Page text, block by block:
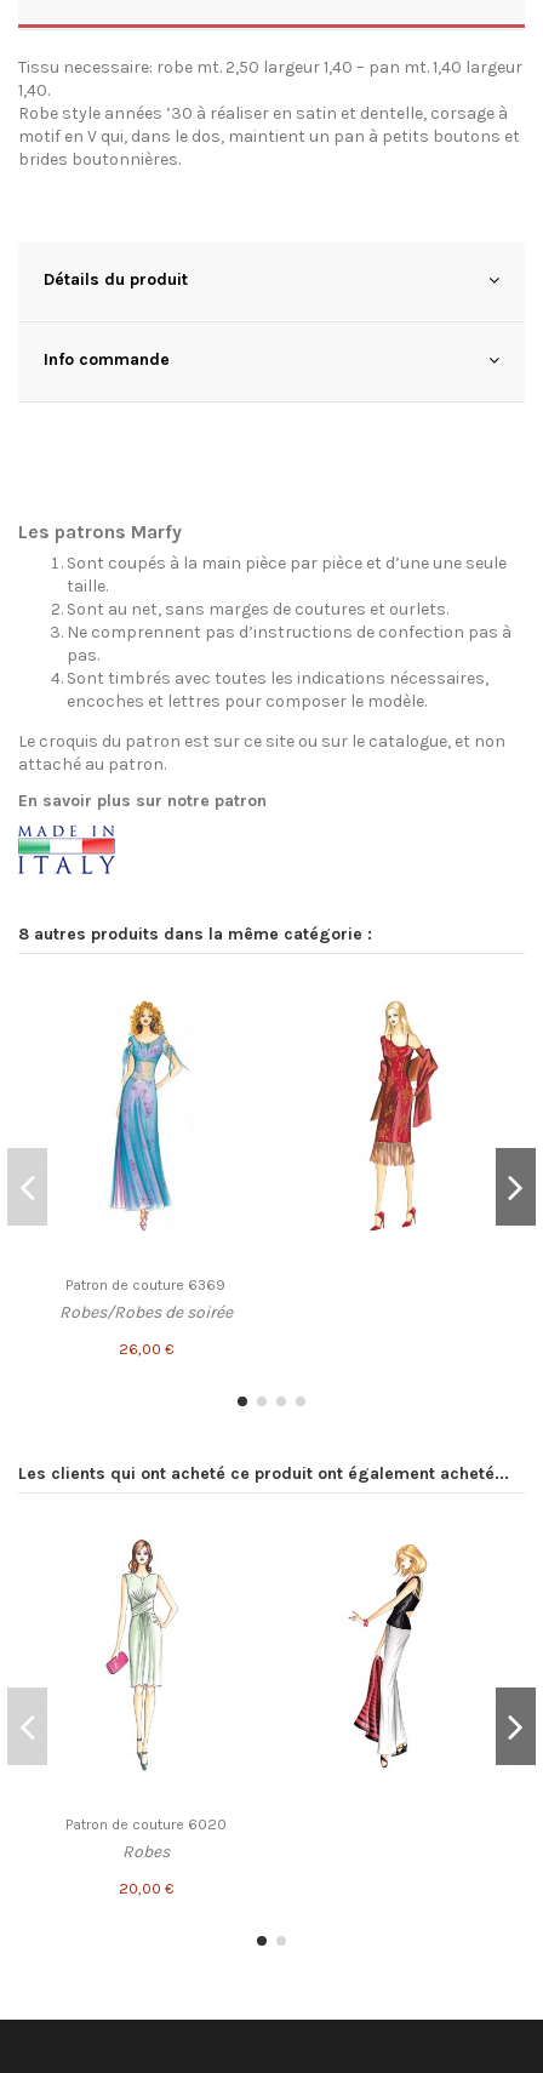
Tissu necessaire: robe mt. 2,50 largeur 1,40 – pan mt. 1,40 largeur
1,40.
Robe style années ’30 à réaliser en satin et dentelle, corsage à
motif en V qui, dans le dos, maintient un pan à petits boutons et
brides boutonnières.
Détails du produit
Info commande
Les patrons Marfy
Sont coupés à la main pièce par pièce et d’une une seule
taille.
Sont au net, sans marges de coutures et ourlets.
Ne comprennent pas d’instructions de confection pas à
pas.
Sont timbrés avec toutes les indications nécessaires,
encoches et lettres pour composer le modèle.
Le croquis du patron est sur ce site ou sur le catalogue, et non
attaché au patron.
En savoir plus sur notre patron
8 autres produits dans la même catégorie :
Patron de couture 6369
Robes/Robes de soirée
26,00 €
Les clients qui ont acheté ce produit ont également acheté...
Patron de couture 6020
Robes
20,00 €